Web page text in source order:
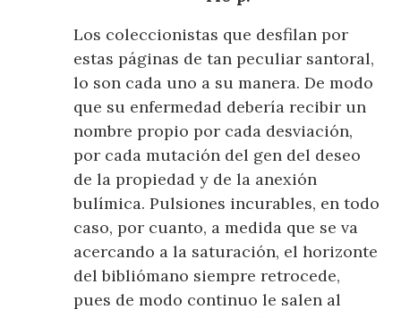
Los coleccionistas que desfilan por
estas páginas de tan peculiar santoral,
lo son cada uno a su manera. De modo
que su enfermedad debería recibir un
nombre propio por cada desviación,
por cada mutación del gen del deseo
de la propiedad y de la anexión
bulímica. Pulsiones incurables, en todo
caso, por cuanto, a medida que se va
acercando a la saturación, el horizonte
del bibliómano siempre retrocede,
pues de modo continuo le salen al